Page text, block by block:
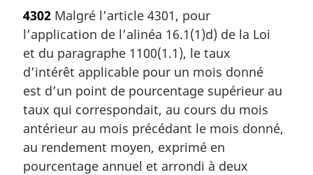
4302 Malgré l’article 4301, pour
l’application de l’alinéa 16.1(1)d) de la Loi
et du paragraphe 1100(1.1), le taux
d’intérêt applicable pour un mois donné
est d’un point de pourcentage supérieur au
taux qui correspondait, au cours du mois
antérieur au mois précédant le mois donné,
au rendement moyen, exprimé en
pourcentage annuel et arrondi à deux